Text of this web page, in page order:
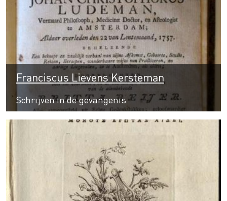
Franciscus Lievens Kersteman
Schrijven in de gevangenis